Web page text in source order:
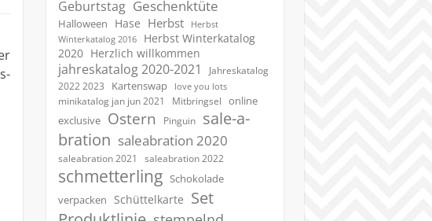
Geburtstag Geschenktüte
Halloween Hase Herbst
Herbst
Winterkatalog 2016
Herbst Winterkatalog
2020 Herzlich willkommen
jahreskatalog 2020-2021
Jahreskatalog
2022 2023
Kartenswap love you lots
minikatalog jan jun 2021 Mitbringsel
online
exclusive Ostern Pinguin
sale-a-
bration saleabration 2020
saleabration 2021 saleabration 2022
schmetterling Schokolade
verpacken
Schüttelkarte Set